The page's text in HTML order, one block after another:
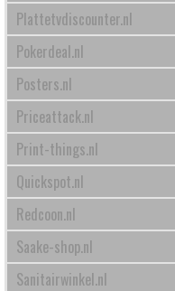
Plattetvdiscounter.nl
Pokerdeal.nl
Posters.nl
Priceattack.nl
Print-things.nl
Quickspot.nl
Redcoon.nl
Saake-shop.nl
Sanitairwinkel.nl